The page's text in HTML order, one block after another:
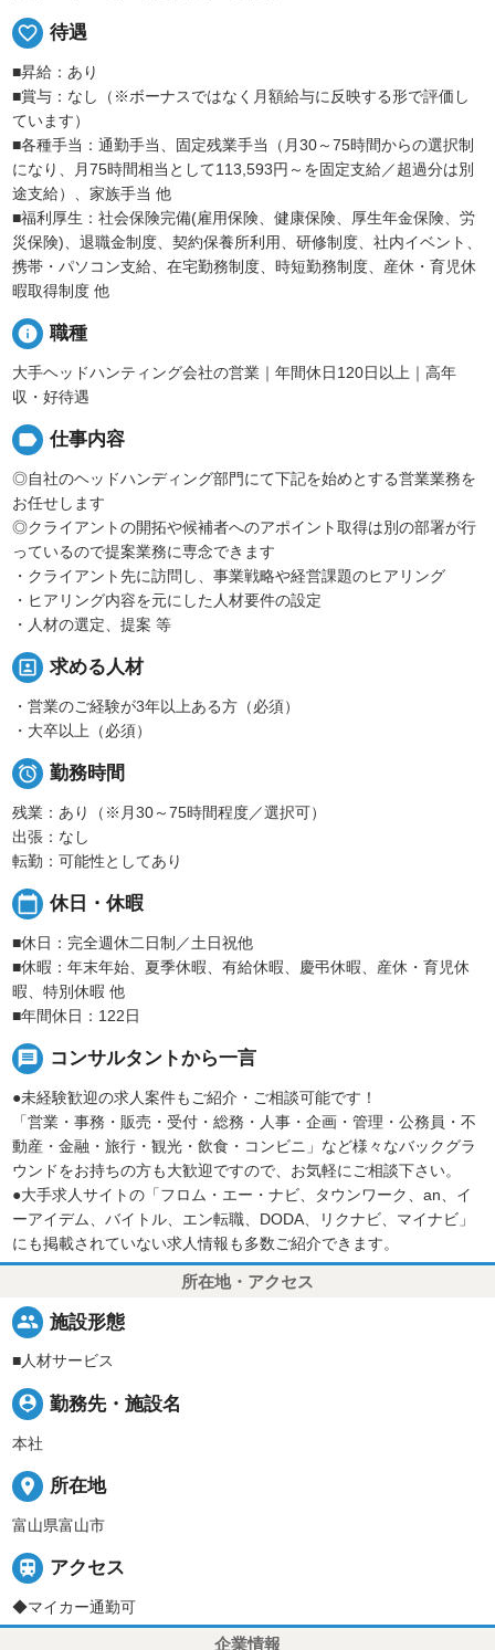
favorite_border 待遇
■昇給：あり
■賞与：なし（※ボーナスではなく月額給与に反映する形で評価し
ています）
■各種手当：通勤手当、固定残業手当（月30～75時間からの選択制
になり、月75時間相当として113,593円～を固定支給／超過分は別
途支給）、家族手当 他
■福利厚生：社会保険完備(雇用保険、健康保険、厚生年金保険、労
災保険)、退職金制度、契約保養所利用、研修制度、社内イベント、
携帯・パソコン支給、在宅勤務制度、時短勤務制度、産休・育児休
暇取得制度 他
info 職種
大手ヘッドハンティング会社の営業｜年間休日120日以上｜高年
収・好待遇
label 仕事内容
◎自社のヘッドハンディング部門にて下記を始めとする営業業務を
お任せします
◎クライアントの開拓や候補者へのアポイント取得は別の部署が行
っているので提案業務に専念できます
・クライアント先に訪問し、事業戦略や経営課題のヒアリング
・ヒアリング内容を元にした人材要件の設定
・人材の選定、提案 等
portrait 求める人材
・営業のご経験が3年以上ある方（必須）
・大卒以上（必須）
 勤務時間
残業：あり（※月30～75時間程度／選択可）
出張：なし
転勤：可能性としてあり
calendar_today 休日・休暇
■休日：完全週休二日制／土日祝他
■休暇：年末年始、夏季休暇、有給休暇、慶弔休暇、産休・育児休
暇、特別休暇 他
■年間休日：122日
message コンサルタントから一言
●未経験歓迎の求人案件もご紹介・ご相談可能です！
「営業・事務・販売・受付・総務・人事・企画・管理・公務員・不
動産・金融・旅行・観光・飲食・コンビニ」など様々なバックグラ
ウンドをお持ちの方も大歓迎ですので、お気軽にご相談下さい。
●大手求人サイトの「フロム・エー・ナビ、タウンワーク、an、イ
ーアイデム、バイトル、エン転職、DODA、リクナビ、マイナビ」
にも掲載されていない求人情報も多数ご紹介できます。
所在地・アクセス
people 施設形態
■人材サービス
person_pin 勤務先・施設名
本社
place 所在地
富山県富山市
 アクセス
◆マイカー通勤可
企業情報